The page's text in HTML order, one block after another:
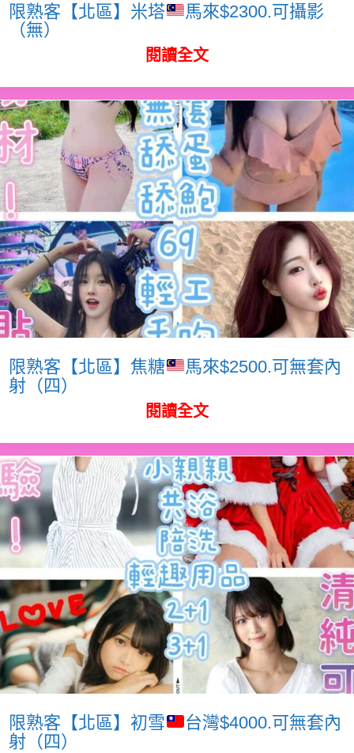
限熟客【北區】米塔
馬來$2300.可攝影
（無）
閱讀全文
限熟客【北區】焦糖
馬來$2500.可無套內
射（四）
閱讀全文
限熟客【北區】初雪
台灣$4000.可無套內
射（四）